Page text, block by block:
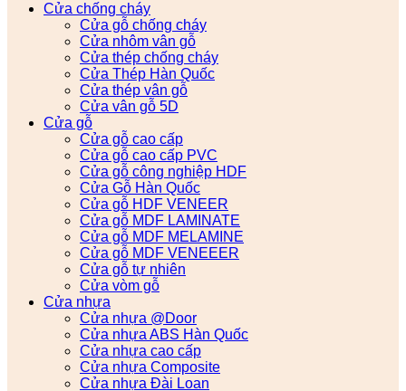
Cửa chống cháy
Cửa gỗ chống cháy
Cửa nhôm vân gỗ
Cửa thép chống cháy
Cửa Thép Hàn Quốc
Cửa thép vân gỗ
Cửa vân gỗ 5D
Cửa gỗ
Cửa gỗ cao cấp
Cửa gỗ cao cấp PVC
Cửa gỗ công nghiệp HDF
Cửa Gỗ Hàn Quốc
Cửa gỗ HDF VENEER
Cửa gỗ MDF LAMINATE
Cửa gỗ MDF MELAMINE
Cửa gỗ MDF VENEEER
Cửa gỗ tự nhiên
Cửa vòm gỗ
Cửa nhựa
Cửa nhựa @Door
Cửa nhựa ABS Hàn Quốc
Cửa nhựa cao cấp
Cửa nhựa Composite
Cửa nhựa Đài Loan